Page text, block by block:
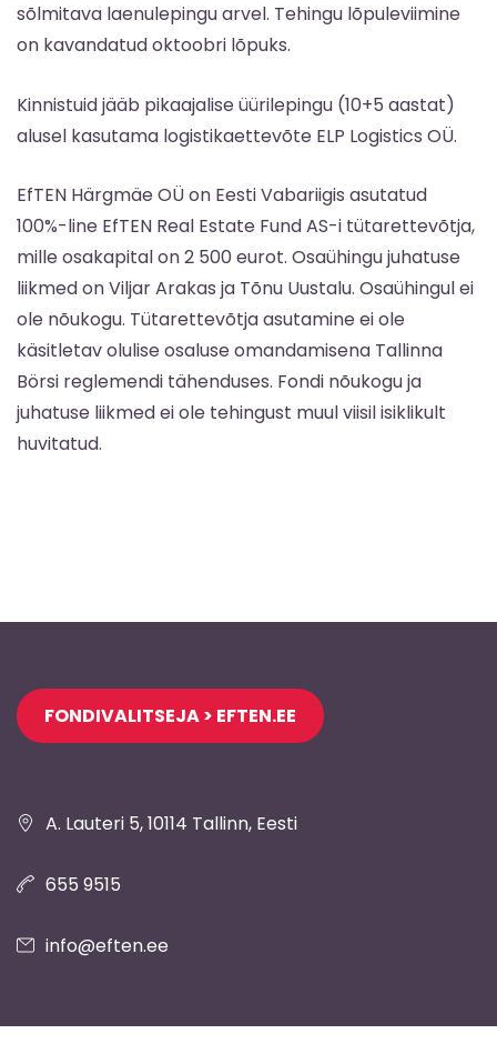
sõlmitava laenulepingu arvel. Tehingu lõpuleviimine
on kavandatud oktoobri lõpuks.
Kinnistuid jääb pikaajalise üürilepingu (10+5 aastat)
alusel kasutama logistikaettevõte ELP Logistics OÜ.
EfTEN Härgmäe OÜ on Eesti Vabariigis asutatud
100%-line EfTEN Real Estate Fund AS-i tütarettevõtja,
mille osakapital on 2 500 eurot. Osaühingu juhatuse
liikmed on Viljar Arakas ja Tõnu Uustalu. Osaühingul ei
ole nõukogu. Tütarettevõtja asutamine ei ole
käsitletav olulise osaluse omandamisena Tallinna
Börsi reglemendi tähenduses. Fondi nõukogu ja
juhatuse liikmed ei ole tehingust muul viisil isiklikult
huvitatud.
Jaluse
navigatsioon
A. Lauteri 5, 10114 Tallinn, Eesti
FONDIVALITSEJA > EFTEN.EE
655 9515
info@eften.ee